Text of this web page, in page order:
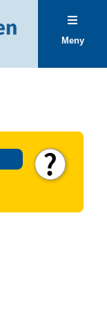
Meny